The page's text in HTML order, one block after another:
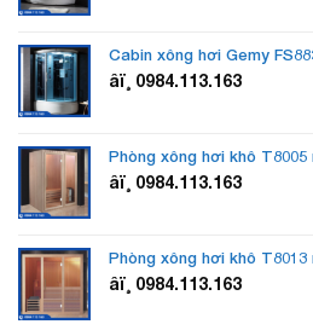
Cabin xông hơi Gemy
âï¸ 0984.113.163
Phòng xông hơi khô T8005
âï¸ 0984.113.163
Phòng xông hơi khô T8013
âï¸ 0984.113.163